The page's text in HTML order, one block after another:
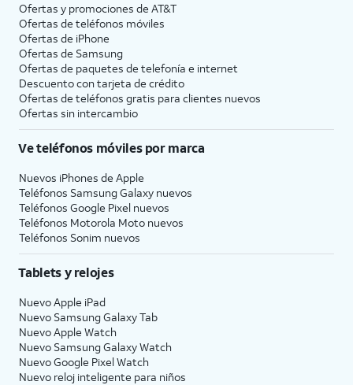
Ofertas y promociones de AT&T
Ofertas de teléfonos móviles
Ofertas de iPhone
Ofertas de Samsung
Ofertas de paquetes de telefonía e internet
Descuento con tarjeta de crédito
Ofertas de teléfonos gratis para clientes nuevos
Ofertas sin intercambio
Ve teléfonos móviles por marca
Nuevos iPhones de Apple
Teléfonos Samsung Galaxy nuevos
Teléfonos Google Pixel nuevos
Teléfonos Motorola Moto nuevos
Teléfonos Sonim nuevos
Tablets y relojes
Nuevo Apple iPad
Nuevo Samsung Galaxy Tab
Nuevo Apple Watch
Nuevo Samsung Galaxy Watch
Nuevo Google Pixel Watch
Nuevo reloj inteligente para niños